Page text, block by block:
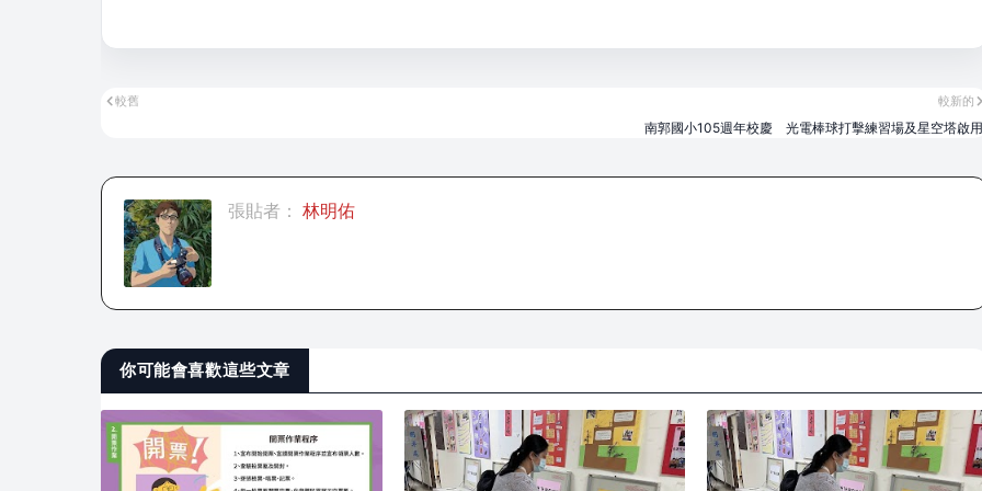
較新的
南郭國小105週年校慶 光電棒球打擊練習場及星空塔啟用
較舊
張貼者： 林明佑
你可能會喜歡這些文章